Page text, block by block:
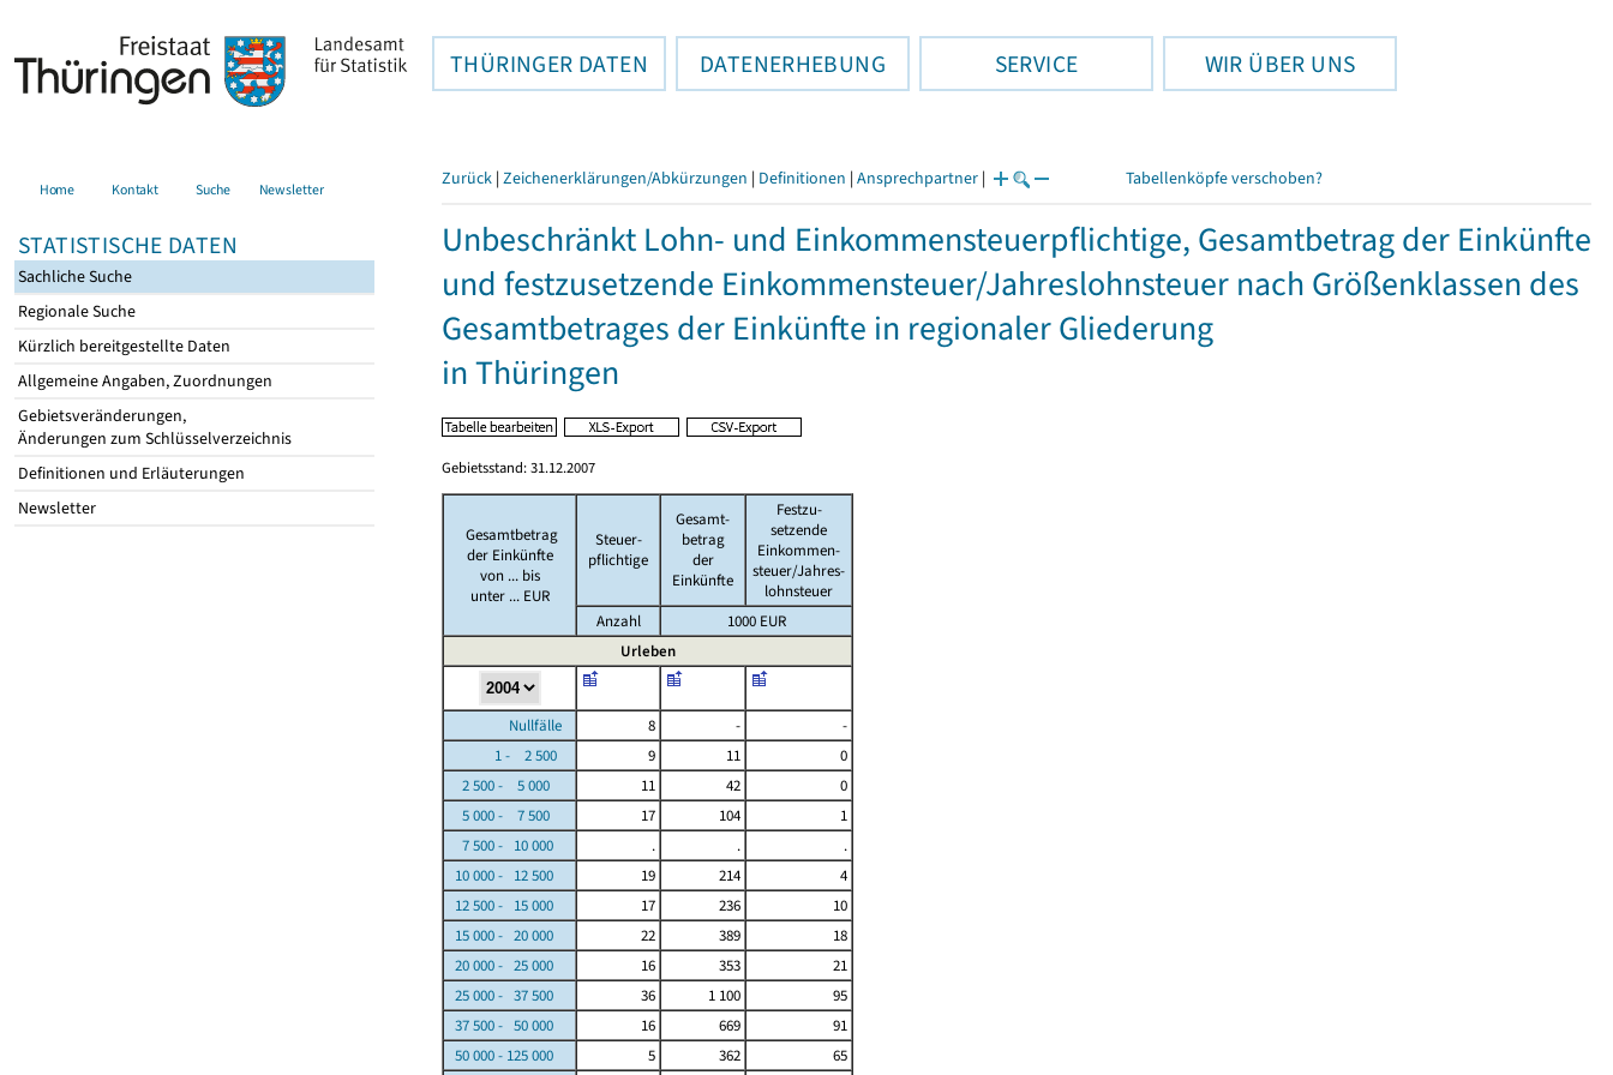
THÜRINGER DATEN DATENERHEBUNG SERVICE WIR ÜBER UNS
Home Kontakt Suche Newsletter
STATISTISCHE DATEN
Sachliche Suche
Regionale Suche
Kürzlich bereitgestellte Daten
Allgemeine Angaben, Zuordnungen
Gebietsveränderungen,
Änderungen zum Schlüsselverzeichnis
Definitionen und Erläuterungen
Newsletter
Zurück | Zeichenerklärungen/Abkürzungen | Definitionen | Ansprechpartner | Tabellenköpfe verschoben?
Unbeschränkt Lohn- und Einkommensteuerpflichtige, Gesamtbetrag der Einkünfte
und festzusetzende Einkommensteuer/Jahreslohnsteuer nach Größenklassen des
Gesamtbetrages der Einkünfte in regionaler Gliederung
in Thüringen
Gebietsstand: 31.12.2007
Gesamtbetrag
der Einkünfte
von ... bis
unter ... EUR
Steuer-
pflichtige
Gesamt-
betrag
der
Einkünfte
Festzu-
setzende
Einkommen-
steuer/Jahres-
lohnsteuer
Anzahl
1000 EUR
Urleben
Nullfälle 8 -
-
1 - 2 500
9 11
0
2 500 - 5 000
11 42
0
5 000 - 7 500
17 104
1
7 500 - 10 000
. .
.
10 000 - 12 500
19 214
4
12 500 - 15 000
17 236
10
15 000 - 20 000
22 389
18
20 000 - 25 000
16 353
21
25 000 - 37 500
36 1 100
95
37 500 - 50 000
16 669
91
50 000 - 125 000
5 362 65